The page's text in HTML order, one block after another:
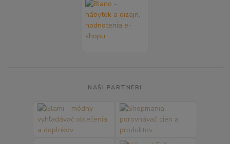
NAŠI PARTNERI